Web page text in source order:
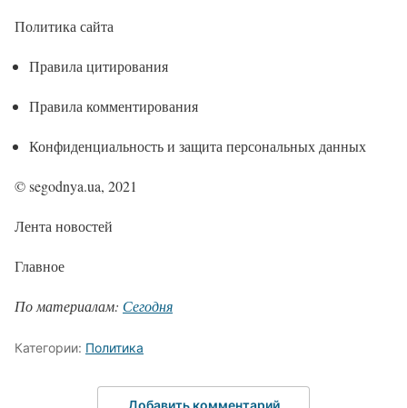
Политика сайта
Правила цитирования
Правила комментирования
Конфиденциальность и защита персональных данных
© segodnya.ua, 2021
Лента новостей
Главное
По материалам: Сегодня
Категории: Политика
Добавить комментарий